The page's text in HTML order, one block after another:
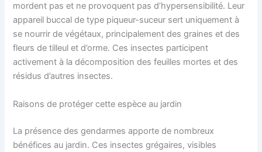
mordent pas et ne provoquent pas d’hypersensibilité. Leur
appareil buccal de type piqueur-suceur sert uniquement à
se nourrir de végétaux, principalement des graines et des
fleurs de tilleul et d’orme. Ces insectes participent
activement à la décomposition des feuilles mortes et des
résidus d’autres insectes.
Raisons de protéger cette espèce au jardin
La présence des gendarmes apporte de nombreux
bénéfices au jardin. Ces insectes grégaires, visibles